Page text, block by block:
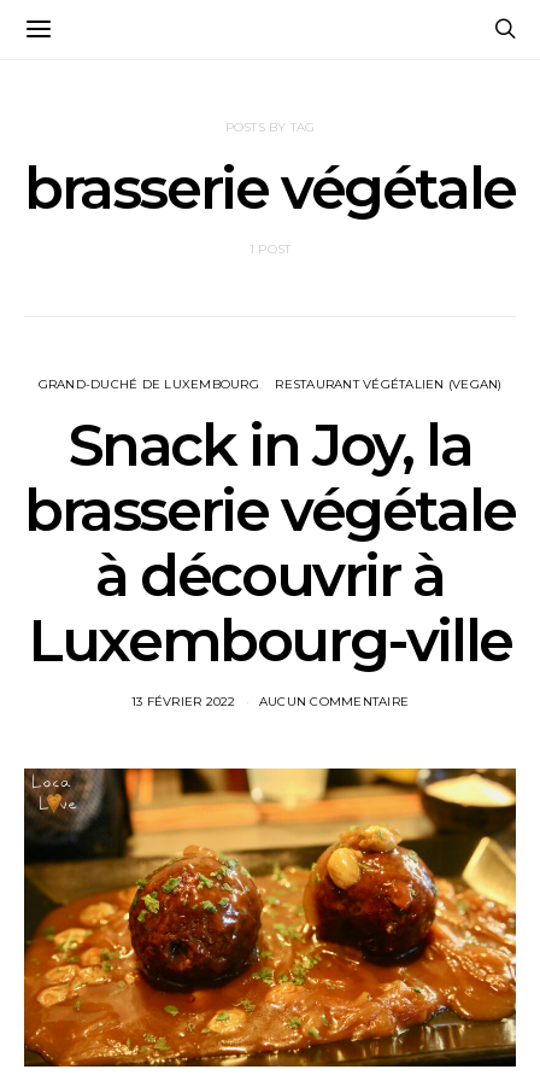
POSTS BY TAG
brasserie végétale
1 POST
GRAND-DUCHÉ DE LUXEMBOURG RESTAURANT VÉGÉTALIEN (VEGAN)
Snack in Joy, la
brasserie végétale
à découvrir à
Luxembourg-ville
13 FÉVRIER 2022 AUCUN COMMENTAIRE